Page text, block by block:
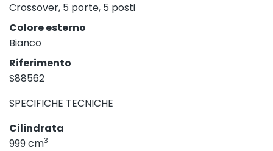
Crossover, 5 porte, 5 posti
Colore esterno
Bianco
Riferimento
S88562
SPECIFICHE TECNICHE
Cilindrata
999 cm3